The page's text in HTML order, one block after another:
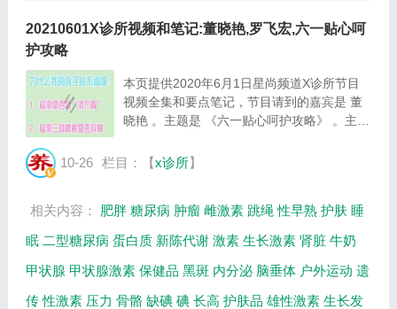
20210601X诊所视频和笔记:董晓艳,罗飞宏,六一贴心呵
护攻略
本页提供2020年6月1日星尚频道X诊所节目
视频全集和要点笔记，节目请到的嘉宾是 董
晓艳 。主题是 《六一贴心呵护攻略》 。主要
网提供视频全集的在线观看和主要内容介绍
10-26 栏目：【x诊所】
相关内容： 肥胖 糖尿病 肿瘤 雌激素 跳绳 性早熟 护肤 睡
眠 二型糖尿病 蛋白质 新陈代谢 激素 生长激素 肾脏 牛奶
甲状腺 甲状腺激素 保健品 黑斑 内分泌 脑垂体 户外运动 遗
传 性激素 压力 骨骼 缺碘 碘 长高 护肤品 雄性激素 生长发